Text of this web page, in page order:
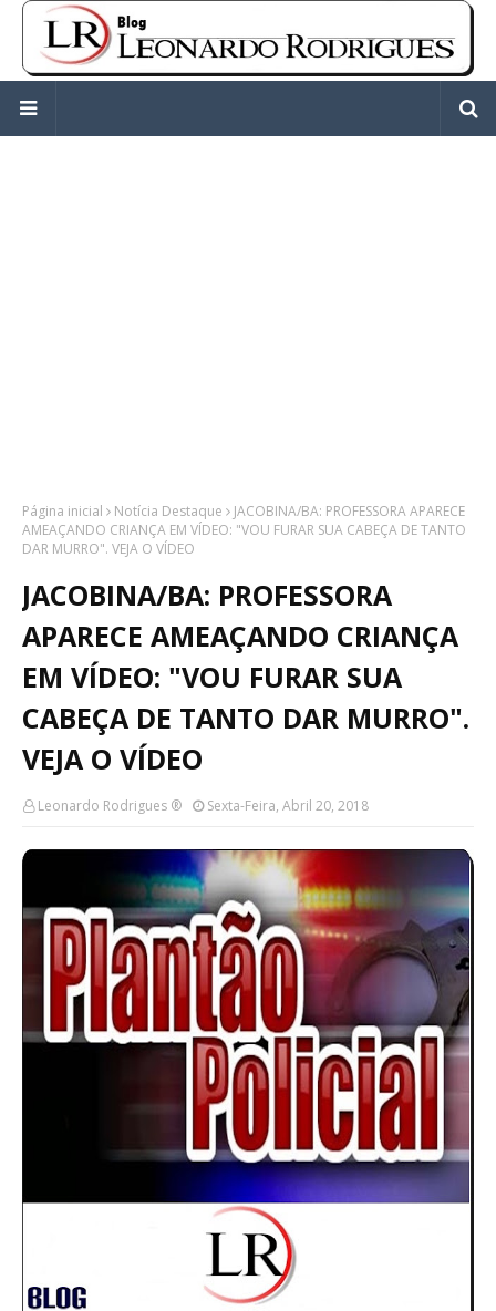
Página inicial Notícia Destaque
JACOBINA/BA: PROFESSORA APARECE
AMEAÇANDO CRIANÇA EM VÍDEO: "VOU FURAR SUA CABEÇA DE TANTO
DAR MURRO". VEJA O VÍDEO
JACOBINA/BA: PROFESSORA
APARECE AMEAÇANDO CRIANÇA
EM VÍDEO: "VOU FURAR SUA
CABEÇA DE TANTO DAR MURRO".
VEJA O VÍDEO
Leonardo Rodrigues ® Sexta-Feira, Abril 20, 2018